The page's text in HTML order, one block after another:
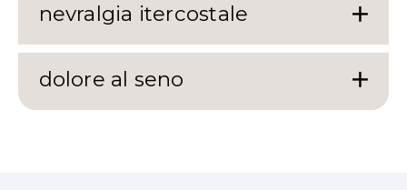
nevralgia itercostale
dolore al seno